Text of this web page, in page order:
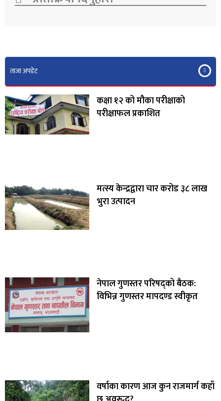
ताजा अपडेट
कक्षा १२ को मौका परीक्षाको
परीक्षाफल प्रकाशित
मत्स्य केन्द्रद्वारा चार करोड ३८ लाख
भुरा उत्पादन
नेपाल गुणस्तर परिषद्को बैठक:
विभिन्न गुणस्तर मापदण्ड स्वीकृत
वर्षाका कारण आज कुन राजमार्ग कहाँ